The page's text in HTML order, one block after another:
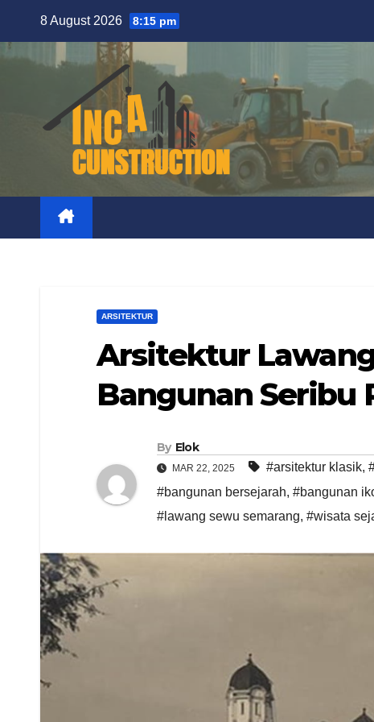
content
8 August 2026 8:15 pm
ARSITEKTUR
Arsitektur
Bangunan Seribu
By Elok
MAR 22, 2025 #arsitektur klasik,
#bangunan bersejarah, #bangunan
#lawang sewu semarang, #wisata